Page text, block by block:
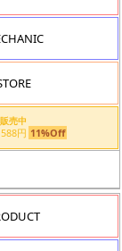
販売中
Amazon 588円 11%Off